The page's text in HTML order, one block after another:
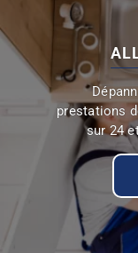
prestations
sur 24